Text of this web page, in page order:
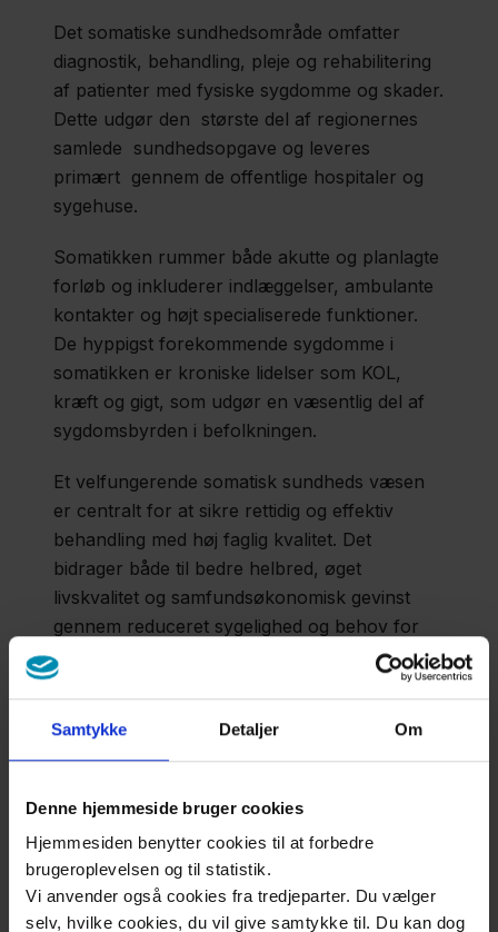
Samtykke Detaljer Om
Denne hjemmeside bruger cookies
Hjemmesiden benytter cookies til at forbedre
brugeroplevelsen og til statistik.
Vi anvender også cookies fra tredjeparter. Du vælger
selv, hvilke cookies, du vil give samtykke til. Du kan dog
Patientrettigheder
Fødeområdet
Socialområdet
Jordforurening
Råstoffer
omstilling
Uddannelse
Trafik
Download
Faktaark
og
Datapakke
Kontakt
Det somatiske sundhedsområde omfatter
diagnostik, behandling, pleje og rehabilitering
af patienter med fysiske sygdomme og skader.
Dette udgør den største del af regionernes
samlede sundhedsopgave og leveres
primært gennem de offentlige hospitaler og
sygehuse.
Somatikken rummer både akutte og planlagte
forløb og inkluderer indlæggelser, ambulante
kontakter og højt specialiserede funktioner.
De hyppigst forekommende sygdomme i
somatikken er kroniske lidelser som KOL,
kræft og gigt, som udgør en væsentlig del af
sygdomsbyrden i befolkningen.
Et velfungerende somatisk sundheds væsen
er centralt for at sikre rettidig og effektiv
behandling med høj faglig kvalitet. Det
bidrager både til bedre helbred, øget
livskvalitet og samfundsøkonomisk gevinst
gennem reduceret sygelighed og behov for
langvarig pleje.
Region Sjælland køber årligt somatiske
behandlinger på andre offentlige sygehuse
(primært i Region Hovedstaden) for 2,8 mia.